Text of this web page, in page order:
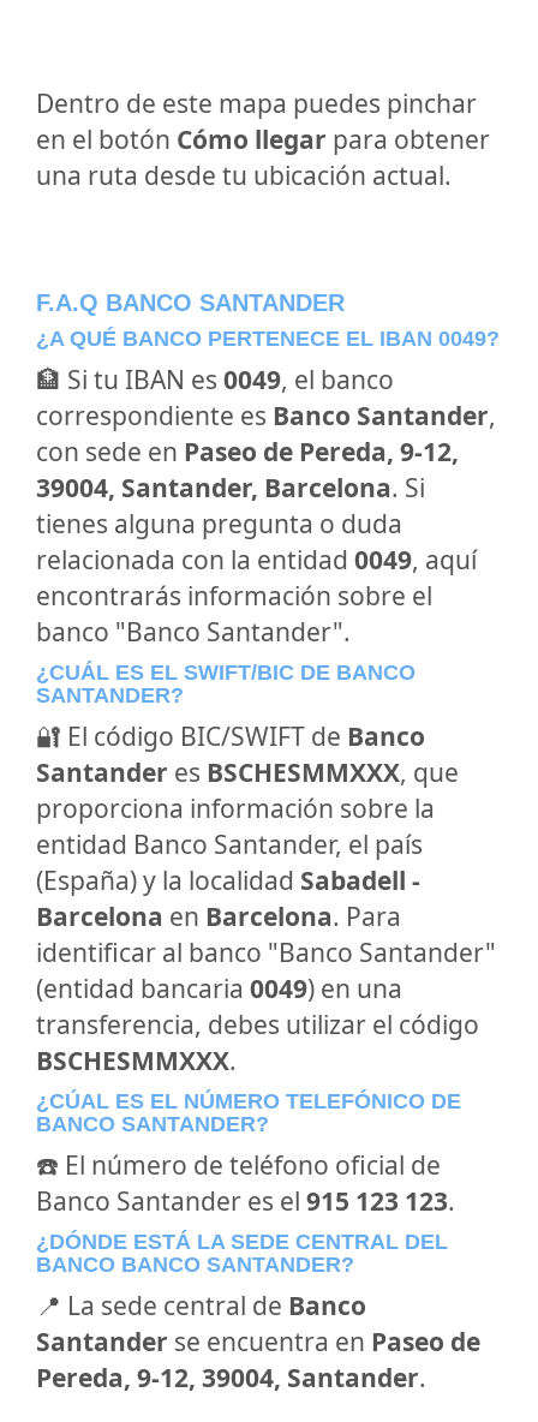
Dentro de este mapa puedes pinchar
en el botón Cómo llegar para obtener
una ruta desde tu ubicación actual.
F.A.Q BANCO SANTANDER
¿A QUÉ BANCO PERTENECE EL IBAN 0049?
🏦 Si tu IBAN es 0049, el banco
correspondiente es Banco Santander,
con sede en Paseo de Pereda, 9-12,
39004, Santander, Barcelona. Si
tienes alguna pregunta o duda
relacionada con la entidad 0049, aquí
encontrarás información sobre el
banco "Banco Santander".
¿CUÁL ES EL SWIFT/BIC DE BANCO
SANTANDER?
🔐 El código BIC/SWIFT de Banco
Santander es BSCHESMMXXX, que
proporciona información sobre la
entidad Banco Santander, el país
(España) y la localidad Sabadell -
Barcelona en Barcelona. Para
identificar al banco "Banco Santander"
(entidad bancaria 0049) en una
transferencia, debes utilizar el código
BSCHESMMXXX.
¿CÚAL ES EL NÚMERO TELEFÓNICO DE
BANCO SANTANDER?
☎️ El número de teléfono oficial de
Banco Santander es el 915 123 123.
¿DÓNDE ESTÁ LA SEDE CENTRAL DEL
BANCO BANCO SANTANDER?
📍 La sede central de Banco
Santander se encuentra en Paseo de
Pereda, 9-12, 39004, Santander.